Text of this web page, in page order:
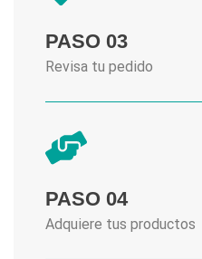
PASO 03
Revisa tu pedido
PASO 04
Adquiere tus productos